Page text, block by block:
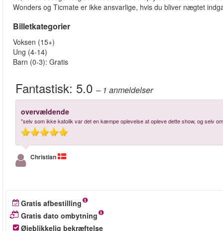
Wonders og Ticmate er ikke ansvarlige, hvis du bliver nægtet
Billetkategorier
Voksen (15+)
Ung (4-14)
Barn (0-3): Gratis
Fantastisk: 5.0 – 1 anmeldelser
overvældende
"selv som ikke katolik var det en kæmpe oplevelse at opleve dette show, og selv
Christian
Gratis afbestilling
Gratis dato ombytning
Øjeblikkelig bekræftelse